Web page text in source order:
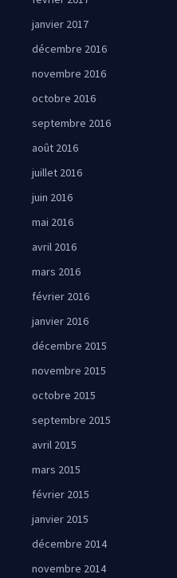
janvier 2017
décembre 2016
novembre 2016
octobre 2016
septembre 2016
août 2016
juillet 2016
juin 2016
mai 2016
avril 2016
mars 2016
février 2016
janvier 2016
décembre 2015
novembre 2015
octobre 2015
septembre 2015
avril 2015
mars 2015
février 2015
janvier 2015
décembre 2014
novembre 2014